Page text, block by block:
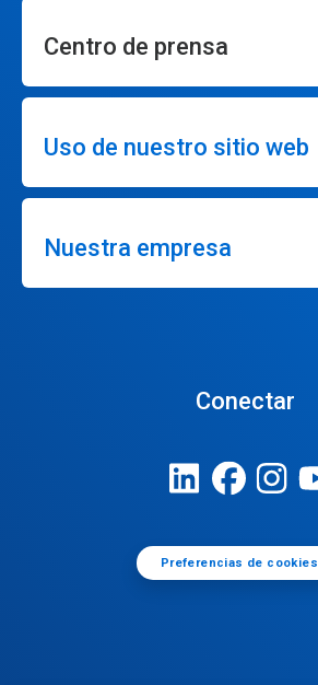
Centro de prensa
Uso de nuestro sitio web
Nuestra empresa
Conectar
Preferencias de cookies